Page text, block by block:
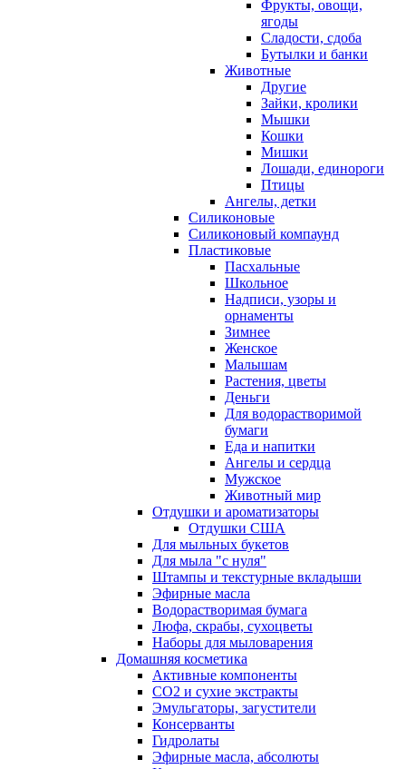
Фрукты, овощи,
ягоды
Сладости, сдоба
Бутылки и банки
Животные
Другие
Зайки, кролики
Мышки
Кошки
Мишки
Лошади, единороги
Птицы
Ангелы, детки
Силиконовые
Силиконовый компаунд
Пластиковые
Пасхальные
Школьное
Надписи, узоры и
орнаменты
Зимнее
Женское
Малышам
Растения, цветы
Деньги
Для водорастворимой
бумаги
Еда и напитки
Ангелы и сердца
Мужское
Животный мир
Отдушки и ароматизаторы
Отдушки США
Для мыльных букетов
Для мыла "с нуля"
Штампы и текстурные вкладыши
Эфирные масла
Водорастворимая бумага
Люфа, скрабы, сухоцветы
Наборы для мыловарения
Домашняя косметика
Активные компоненты
СО2 и сухие экстракты
Эмульгаторы, загустители
Консерванты
Гидролаты
Эфирные масла, абсолюты